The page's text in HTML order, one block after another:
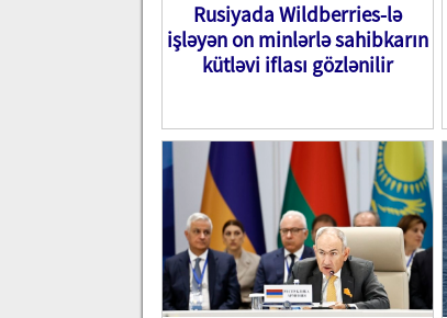
Rusiyada Wildberries-lə
işləyən on minlərlə sahibkarın
kütləvi iflası gözlənilir